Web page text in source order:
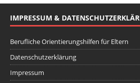
IMPRESSUM &
Berufliche Orientierungshilfen für Eltern
Datenschutzerklärung
Impressum